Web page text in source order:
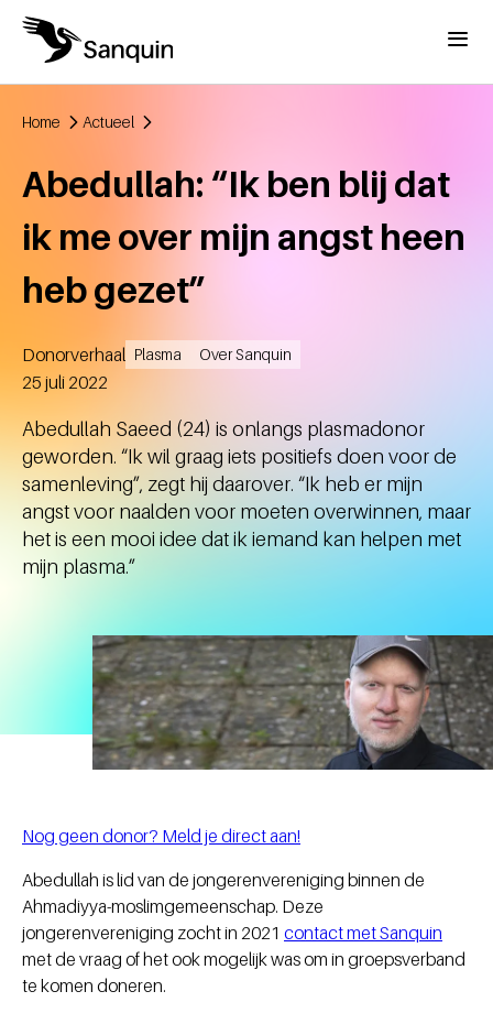
Overslaan en naar de inhoud gaan
Menu
Home Actueel
Abedullah: “Ik ben blij dat
ik me over mijn angst heen
heb gezet”
Donorverhaal Plasma Over Sanquin
Aangemaakt
25 juli 2022
Abedullah Saeed (24) is onlangs plasmadonor
geworden. “Ik wil graag iets positiefs doen voor de
samenleving”, zegt hij daarover. “Ik heb er mijn
angst voor naalden voor moeten overwinnen, maar
het is een mooi idee dat ik iemand kan helpen met
mijn plasma.”
Nog geen donor? Meld je direct aan!
Abedullah is lid van de jongerenvereniging binnen de
Ahmadiyya-moslimgemeenschap. Deze
jongerenvereniging zocht in 2021 contact met Sanquin
met de vraag of het ook mogelijk was om in groepsverband
te komen doneren.